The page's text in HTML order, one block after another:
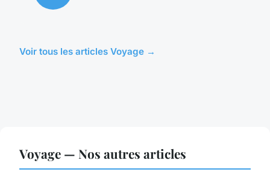
Voir tous les articles Voyage →
Voyage — Nos autres articles